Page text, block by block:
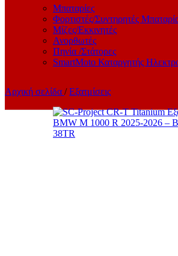
Μπαταρίες
Φορτιστές/Συντηρητές
Μίζες/Εκκινητές
Ανορθωτές
Πηνία /Στάτορες
SmartMoto Καταργητής
Αρχική σελίδα / Εξατμίσεις